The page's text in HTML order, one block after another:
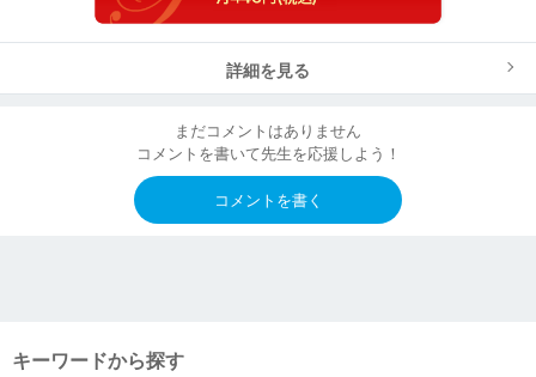
詳細を見る
まだコメントはありません
コメントを書いて先生を応援しよう！
コメントを書く
キーワードから探す